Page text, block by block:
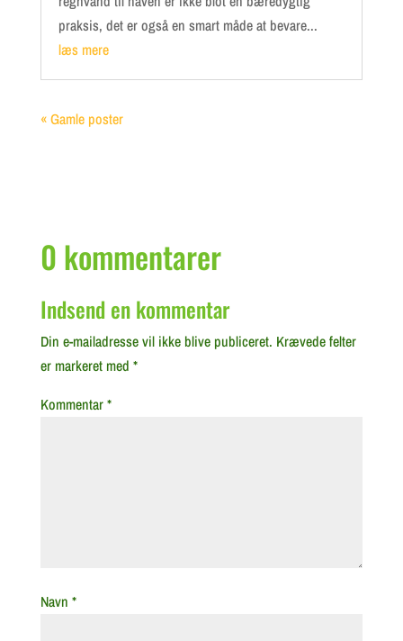
praksis, det er også en smart måde at bevare...
læs mere
« Gamle poster
0 kommentarer
Indsend en kommentar
Din e-mailadresse vil ikke blive publiceret. Krævede felter
er markeret med *
Kommentar*
Navn *